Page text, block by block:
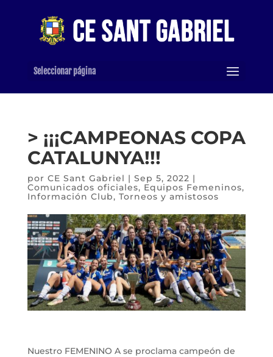
Seleccionar página
> ¡¡¡CAMPEONAS COPA
CATALUNYA!!!
por CE Sant Gabriel | Sep 5, 2022 |
Comunicados oficiales, Equipos Femeninos,
Información Club, Torneos y amistosos
Nuestro FEMENINO A se proclama campeón de